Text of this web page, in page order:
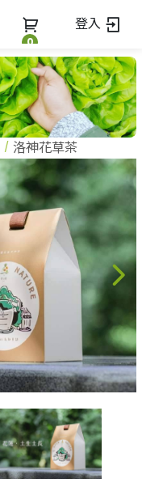
0
登入
洛神花草茶